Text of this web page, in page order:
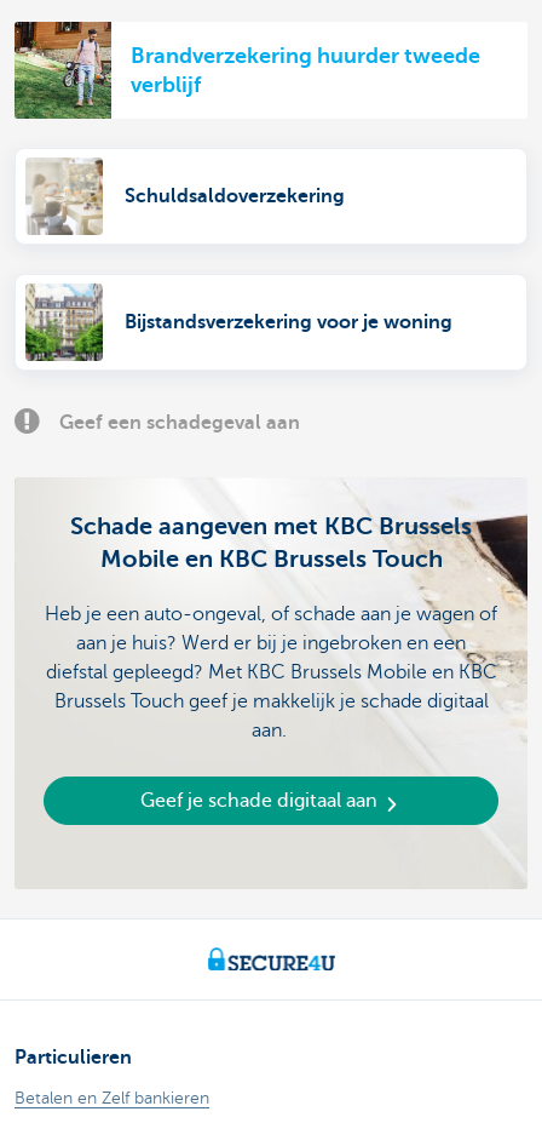
Brandverzekering huurder tweede
verblijf
Schuldsaldoverzekering
Bijstandsverzekering voor je woning
Geef een schadegeval aan
Schade aangeven met KBC Brussels
Mobile en KBC Brussels Touch
Heb je een auto-ongeval, of schade aan je wagen of
aan je huis? Werd er bij je ingebroken en een
diefstal gepleegd? Met KBC Brussels Mobile en KBC
Brussels Touch geef je makkelijk je schade digitaal
aan.
Geef je schade digitaal aan
Particulieren
Betalen en Zelf bankieren